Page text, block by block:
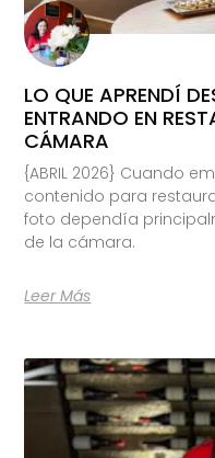
LO QUE APRENDÍ
ENTRANDO EN
CÁMARA
{ABRIL 2026} Cuando
contenido para
foto dependía
de la cámara.
Leer Más